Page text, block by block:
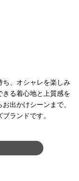
ち、オシャレを楽しみ
る着心地と上質感を
出かけシーンまで、
ランドです。